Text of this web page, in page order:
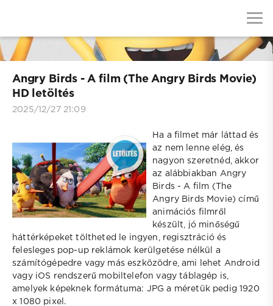
Angry Birds - A film (The Angry Birds Movie)
HD letöltés
2025/12/27 21:09
Ha a filmet már láttad és
az nem lenne elég, és
nagyon szeretnéd, akkor
az alábbiakban Angry
Birds - A film (The
Angry Birds Movie) című
animációs filmről
készült, jó minőségű
háttérképeket töltheted le ingyen, regisztráció és
felesleges pop-up reklámok kerülgetése nélkül a
számítógépedre vagy más eszközödre, ami lehet Android
vagy iOS rendszerű mobiltelefon vagy táblagép is,
amelyek képeknek formátuma: JPG a méretük pedig 1920
x 1080 pixel.